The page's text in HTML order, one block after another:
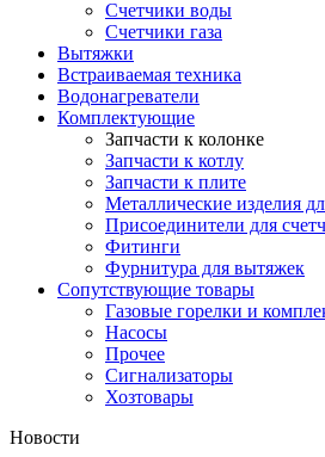
Счетчики воды
Счетчики газа
Вытяжки
Встраиваемая техника
Водонагреватели
Комплектующие
Запчасти к колонке
Запчасти к котлу
Запчасти к плите
Металлические изделия
Присоединители для
Фитинги
Фурнитура для вытяжек
Сопутствующие товары
Газовые горелки и
Насосы
Прочее
Сигнализаторы
Хозтовары
Новости